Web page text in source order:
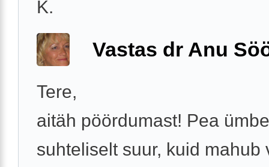
K.
Vastas dr Anu
Tere,
aitäh pöördumast! Pea
suhteliselt suur, kuid mahub